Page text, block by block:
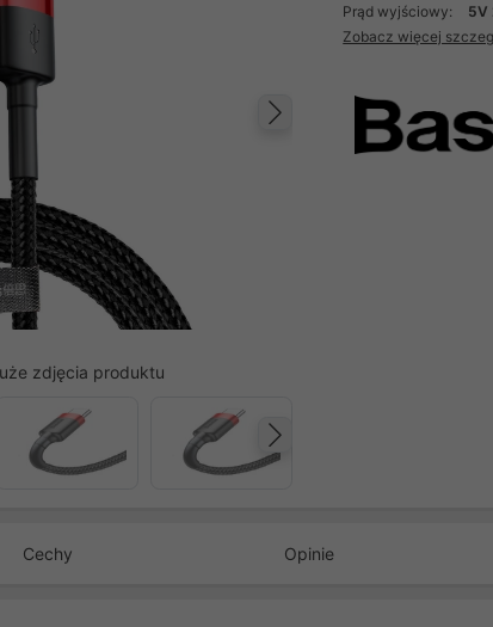
Następny
zdjęcia produktu
Prąd wyjściowy:
5V
Zobacz więcej
Cechy Opinie